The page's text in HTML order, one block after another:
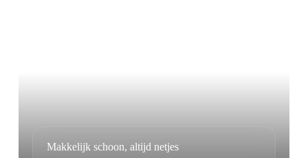
Makkelijk schoon, altijd netjes